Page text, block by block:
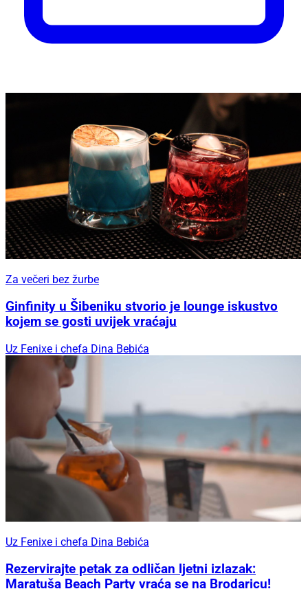
Za večeri bez žurbe
Ginfinity u Šibeniku stvorio je lounge iskustvo
kojem se gosti uvijek vraćaju
Uz Fenixe i chefa Dina Bebića
Uz Fenixe i chefa Dina Bebića
Rezervirajte petak za odličan ljetni izlazak:
Maratuša Beach Party vraća se na Brodaricu!